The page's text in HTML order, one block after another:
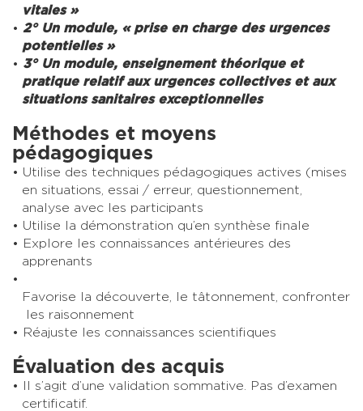
vitales »
2° Un module, « prise en charge des urgences
potentielles »
3° Un module, enseignement théorique et
pratique relatif aux urgences collectives et aux
situations sanitaires exceptionnelles
Méthodes et moyens
pédagogiques
Utilise des techniques pédagogiques actives (mises
en situations, essai / erreur, questionnement,
analyse avec les participants
Utilise la démonstration qu’en synthèse finale
Explore les connaissances antérieures des
apprenants
Favorise la découverte, le tâtonnement, confronter
les raisonnement
Réajuste les connaissances scientifiques
Évaluation des acquis
Il s’agit d’une validation sommative. Pas d’examen
certificatif.